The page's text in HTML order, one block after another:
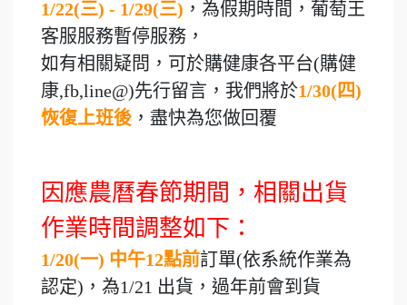
1/22(三) - 1/29(三) ，為假期時間，葡萄王
客服服務暫停服務，
如有相關疑問，可於購健康各平台(購健
康,fb,line@)先行留言，我們將於1/30(四)
恢復上班後 ，盡快為您做回覆
因應農曆春節期間，相關出貨
作業時間調整如下：
1/20(一) 中午12點前訂單(依系統作業為
認定)，為1/21 出貨，過年前會到貨